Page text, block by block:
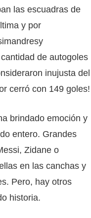
las escuadras de
y por
de autogoles
inujusta del
cerró con 149 goles!
brindado emoción y
entero. Grandes
Zidane o
en las canchas y
Pero, hay otros
historia.